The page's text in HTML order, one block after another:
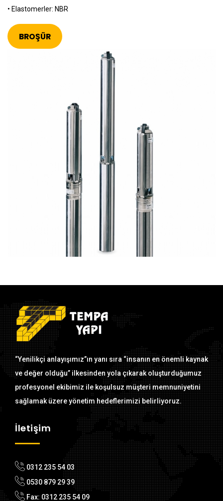
• Elastomerler: NBR
BROŞÜR
“Yenilikçi anlayışımız”ın yanı sıra “insanın en önemli kaynak
ve değer olduğu” ilkesinden yola çıkarak oluşturduğumuz
profesyonel ekibimiz ile koşulsuz müşteri memnuniyetini
sağlamak üzere yönetim hedeflerimizi belirliyoruz.
İletişim
0312 235 54 03
0530 879 29 39
Fax: 0312 235 54 09